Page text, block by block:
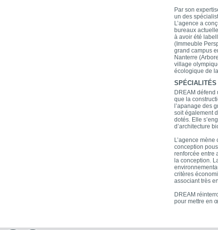
Par son
un des
L’agence a
bureaux
à avoir été
(Immeuble
grand campus
Nanterre
village
écologique de
SPÉCIALITÉS
DREAM défend
que la
l’apanage des
soit également
dotés. Elle
d’architecture
L’agence
conception
renforcée entre
la conception.
critères
associant très
DREAM
pour mettre en